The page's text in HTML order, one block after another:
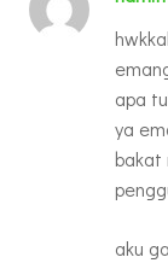
apa
ya
bakat
aku